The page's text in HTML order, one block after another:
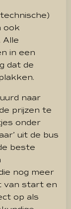
ook
Alle
in een
dat de
naar
prijzen te
onder
uit de bus
beste
nog meer
van start en
op als